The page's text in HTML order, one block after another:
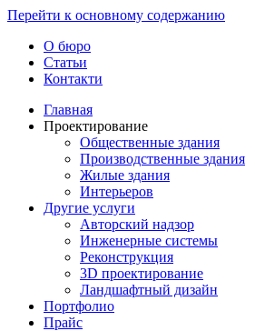
Перейти к основному содержанию
О бюро
Статьи
Контакти
Главная
Проектирование
Общественные здания
Производственные здания
Жилые здания
Интерьеров
Другие услуги
Авторский надзор
Инженерные системы
Реконструкция
3D проектирование
Ландшафтный дизайн
Портфолио
Прайс